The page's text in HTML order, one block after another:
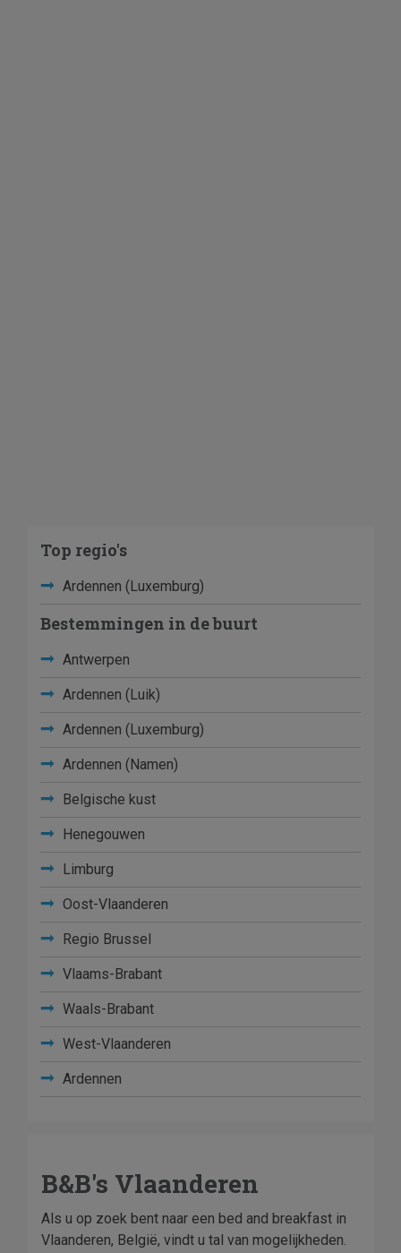
Top regio's
Ardennen (Luxemburg)
Bestemmingen in de buurt
Antwerpen
Ardennen (Luik)
Ardennen (Luxemburg)
Ardennen (Namen)
Belgische kust
Henegouwen
Limburg
Oost-Vlaanderen
Regio Brussel
Vlaams-Brabant
Waals-Brabant
West-Vlaanderen
Ardennen
B&B's Vlaanderen
Als u op zoek bent naar een bed and breakfast in
Vlaanderen, België, vindt u tal van mogelijkheden.